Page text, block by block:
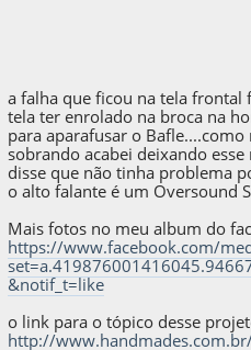
a falha que ficou na tela
tela ter enrolado na broca na
para aparafusar o
sobrando acabei deixando
disse que não tinha problema
o alto falante é um Oversound
Mais fotos no meu album do
https://www.facebook.com/
&notif_t=like
o link para o tópico desse
http://